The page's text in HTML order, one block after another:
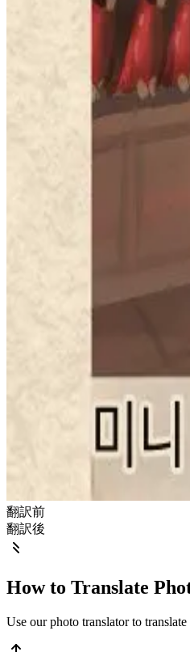
翻訳前
翻訳後
How to Translate
Use our photo translator to